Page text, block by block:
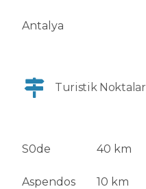
Antalya
Turistik Noktalar
S0de 40 km
Aspendos 10 km